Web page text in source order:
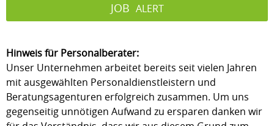
JOB ALERT
Hinweis für Personalberater:
Unser Unternehmen arbeitet bereits seit vielen Jahren
mit ausgewählten Personaldienstleistern und
Beratungsagenturen erfolgreich zusammen. Um uns
gegenseitig unnötigen Aufwand zu ersparen danken wir